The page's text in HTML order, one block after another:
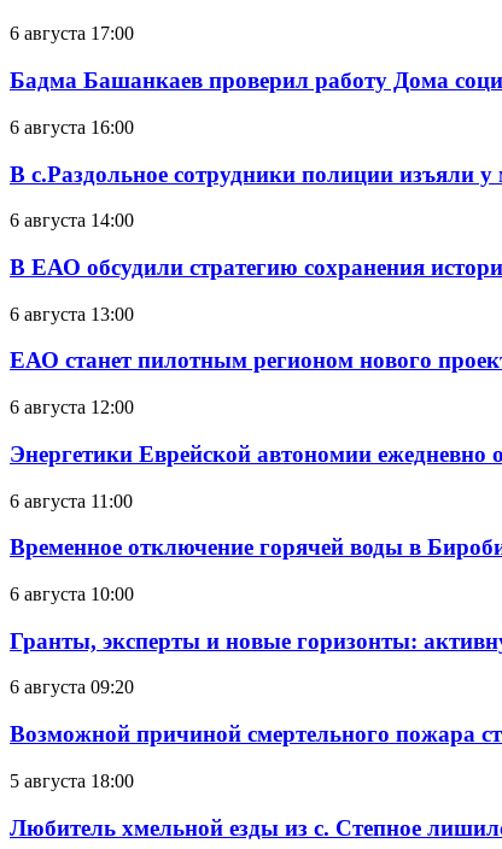
6 августа 17:00
Бадма Башанкаев проверил работу Дома
6 августа 16:00
В с.Раздольное сотрудники полиции изъяли
6 августа 14:00
В ЕАО обсудили стратегию сохранения
6 августа 13:00
ЕАО станет пилотным регионом нового
6 августа 12:00
Энергетики Еврейской автономии ежедневно
6 августа 11:00
Временное отключение горячей воды в
6 августа 10:00
Гранты, эксперты и новые горизонты:
6 августа 09:20
Возможной причиной смертельного пожара
5 августа 18:00
Любитель хмельной езды из с. Степное